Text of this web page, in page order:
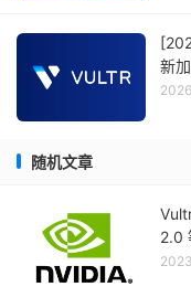
新
随机文章
2.0